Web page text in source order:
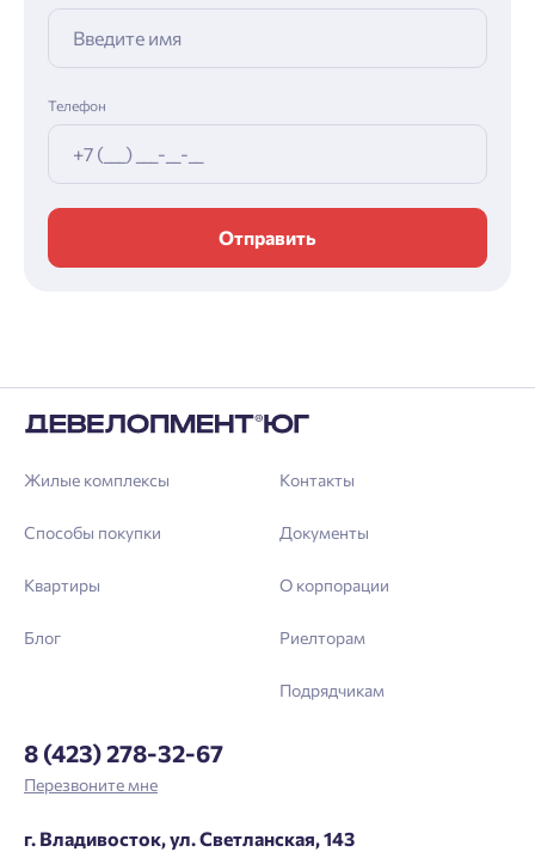
Телефон
Отправить
Жилые комплексы
Способы покупки
Квартиры
Блог
Контакты
Документы
О корпорации
Риелторам
Подрядчикам
8 (423) 278-32-67
Перезвоните мне
г. Владивосток, ул. Светланская, 143